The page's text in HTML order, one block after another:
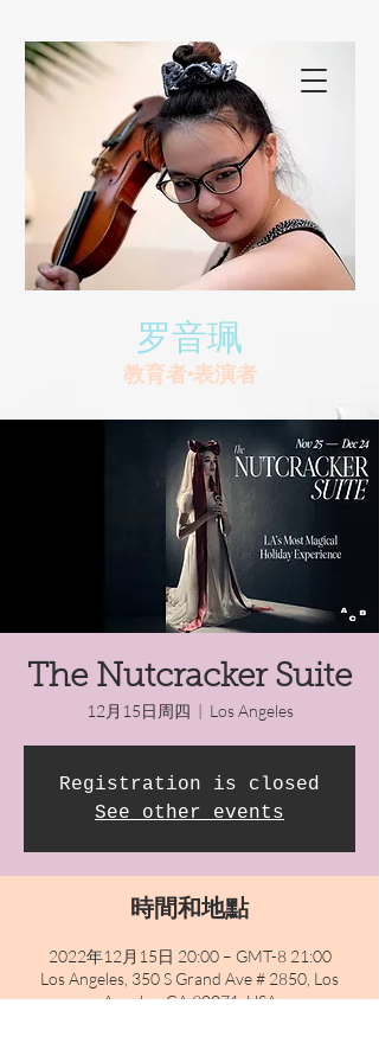
罗音珮
教育者•表演者
The Nutcracker Suite
12月15日周四
  |
Los Angeles
Registration is closed
See other events
時間和地點
2022年12月15日 20:00 – GMT-8 21:00
Los Angeles, 350 S Grand Ave # 2850, Los
Angeles, CA 90071, USA